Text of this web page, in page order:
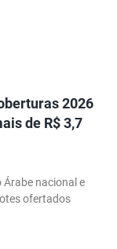
2026
de R$ 3,7
Árabe nacional e
ofertados